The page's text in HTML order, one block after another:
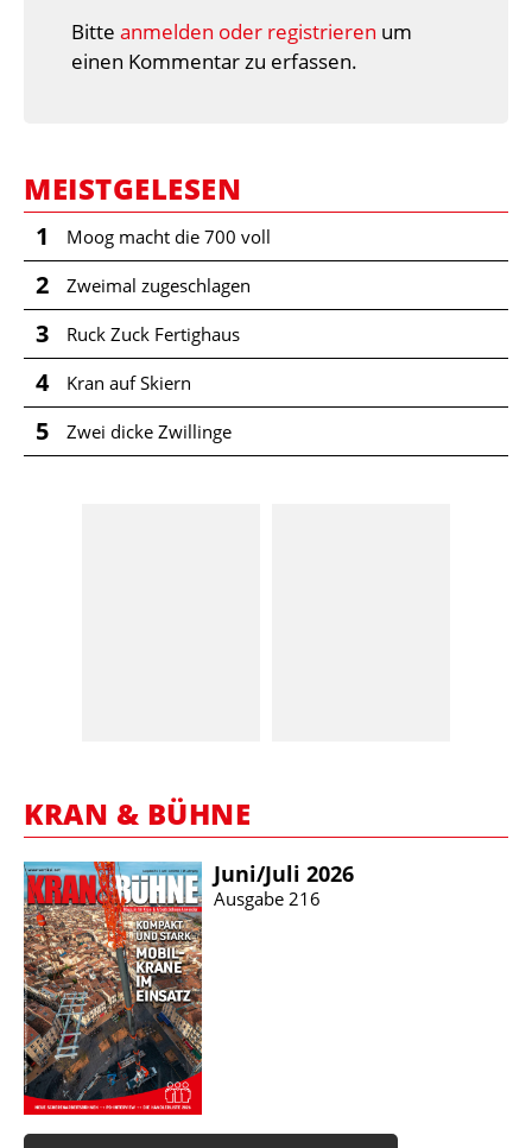
Bitte anmelden oder registrieren um
einen Kommentar zu erfassen.
MEISTGELESEN
1 Moog macht die 700 voll
2 Zweimal zugeschlagen
3 Ruck Zuck Fertighaus
4 Kran auf Skiern
5 Zwei dicke Zwillinge
KRAN & BÜHNE
Juni/​Juli 2026
Ausgabe 216